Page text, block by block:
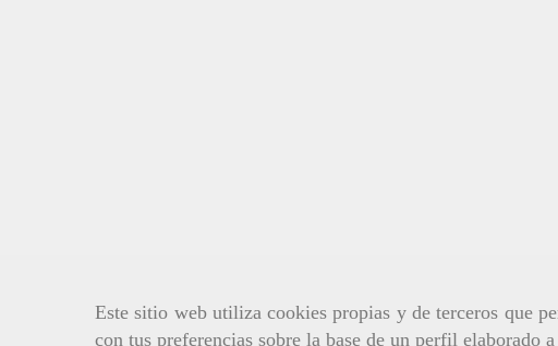
Este sitio web utiliza cookies propias y de terceros que
con tus preferencias sobre la base de un perfil elaborado